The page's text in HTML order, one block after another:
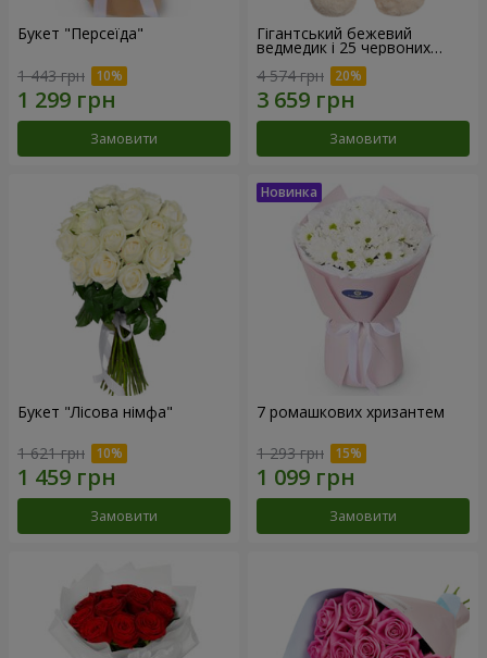
Букет "Персеїда"
1 443 грн
Замовити
Гігантський бежевий
ведмедик і 25 червоних
троянд
4 574 грн
Замовити
Букет "Лісова німфа"
1 621 грн
Замовити
7 ромашкових хризантем
1 293 грн
Замовити